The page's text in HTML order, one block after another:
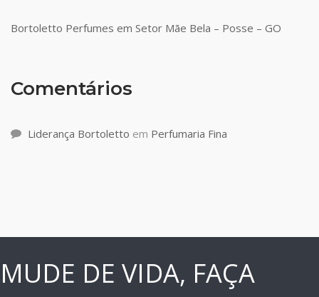
Bortoletto Perfumes em Setor Mãe Bela – Posse – GO
Comentários
Liderança Bortoletto em Perfumaria Fina
MUDE DE VIDA, FAÇA